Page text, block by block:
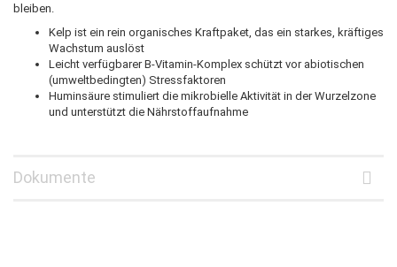
bleiben.
Kelp ist ein rein organisches Kraftpaket, das ein starkes, kräftiges
Wachstum auslöst
Leicht verfügbarer B-Vitamin-Komplex schützt vor abiotischen
(umweltbedingten) Stressfaktoren
Huminsäure stimuliert die mikrobielle Aktivität in der Wurzelzone
und unterstützt die Nährstoffaufnahme
Dokumente